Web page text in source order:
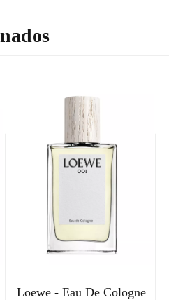
Loewe - Eau De Cologne